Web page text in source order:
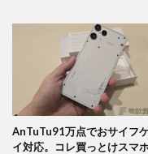
AnTuTu91万点でおサイフ
イ対応。コレ買っとけスマ